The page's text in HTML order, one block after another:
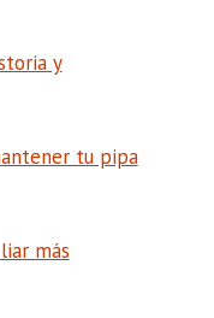
y
tu pipa
más